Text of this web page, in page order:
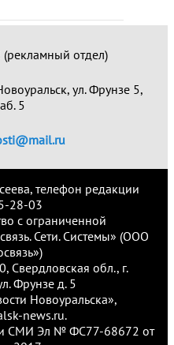
отдел)
ул. Фрунзе 5,
5
телефон редакции
28-03
с ограниченной
Сети. Системы» (ООО
Свердловская обл., г.
Фрунзе д. 5
Новоуральска»,
news.ru.
СМИ Эл № ФС77-68672 от